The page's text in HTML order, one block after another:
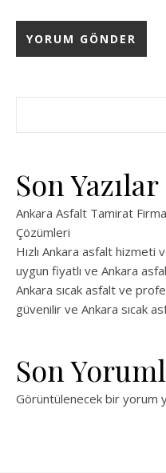
Son Yazılar
Ankara Asfalt Tamirat
Çözümleri
Hızlı Ankara asfalt hizmeti
uygun fiyatlı ve Ankara
Ankara sıcak asfalt ve
güvenilir ve Ankara sıcak
Son
Görüntülenecek bir yorum